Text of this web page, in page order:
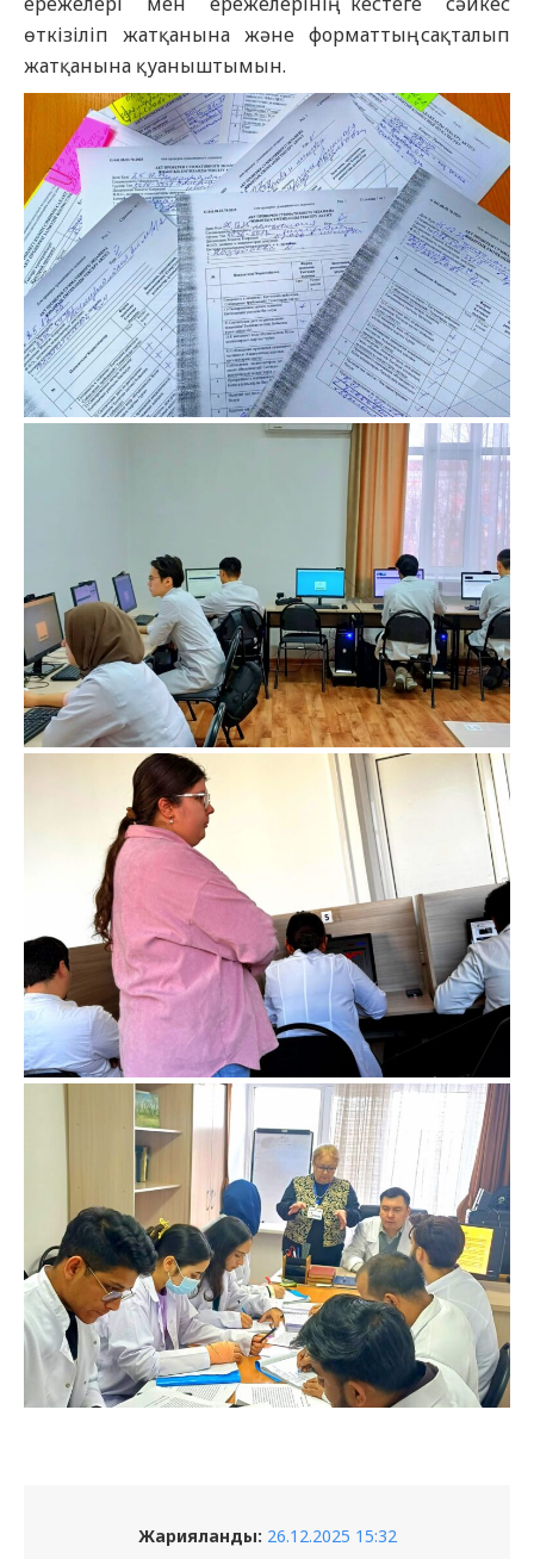
өткізіліп жатқанына және форматтың сақталып
жатқанына қуаныштымын.
Жарияланды: 26.12.2025 15:32